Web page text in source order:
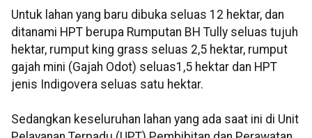
Untuk lahan yang baru dibuka seluas 12 hektar, dan
ditanami HPT berupa Rumputan BH Tully seluas tujuh
hektar, rumput king grass seluas 2,5 hektar, rumput
gajah mini (Gajah Odot) seluas1,5 hektar dan HPT
jenis Indigovera seluas satu hektar.
Sedangkan keseluruhan lahan yang ada saat ini di Unit